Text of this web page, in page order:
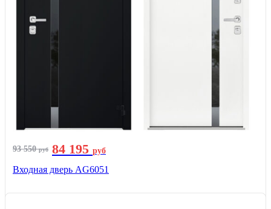
93 550руб 84 195 руб
Входная дверь AG6051